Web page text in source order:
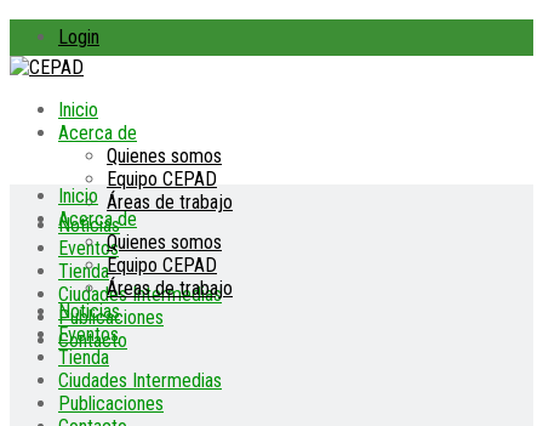
Login
Inicio
Acerca de
Quienes somos
Equipo CEPAD
Áreas de trabajo
Noticias
Eventos
Tienda
Ciudades Intermedias
Publicaciones
Contacto
Inicio
Acerca de
Quienes somos
Equipo CEPAD
Áreas de trabajo
Noticias
Eventos
Tienda
Ciudades Intermedias
Publicaciones